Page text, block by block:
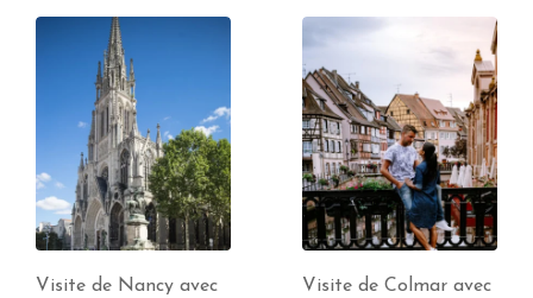
Visite de Nancy avec
Visite de Colmar avec